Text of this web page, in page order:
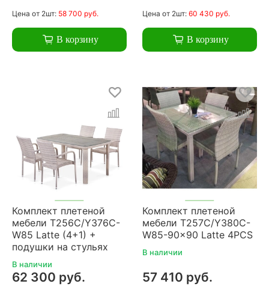
Цена от 2шт: 58 700 руб.
В корзину
Цена от 2шт: 60 430 руб.
В корзину
Комплект плетеной
мебели T256C/Y376C-
W85 Latte (4+1) +
подушки на стульях
В наличии
62 300 руб.
Комплект плетеной
мебели T257C/Y380C-
W85-90x90 Latte 4PCS
В наличии
57 410 руб.